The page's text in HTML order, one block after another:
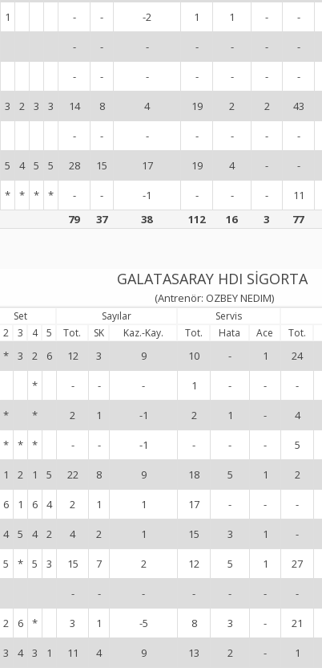
1 - - -2 1 1 - -
- - - - - - -
- - - - - - -
3 2 3 3 14 8 4 19 2 2 43
- - - - - - -
5 4 5 5 28 15 17 19 4 - -
* * * * - - -1 - - - 11
79 37 38 112 16 3 77
GALATASARAY HDI SİGORTA
(Antrenör: OZBEY NEDIM)
Set Sayılar Servis
2 3 4 5 Tot. SK Kaz.-Kay. Tot. Hata Ace Tot.
* 3 2 6 12 3 9 10 - 1 24
* - - - 1 - - -
* * 2 1 -1 2 1 - 4
* * * - - -1 - - - 5
1 2 1 5 22 8 9 18 5 1 2
6 1 6 4 2 1 1 17 - - -
4 5 4 2 4 2 1 15 3 1 -
5 * 5 3 15 7 2 12 5 1 27
- - - - - - -
2 6 * 3 1 -5 8 3 - 21
3 4 3 1 11 4 9 13 2 - 1